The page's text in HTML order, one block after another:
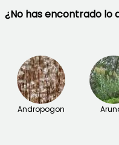
¿No has encontrado lo
Andropogon